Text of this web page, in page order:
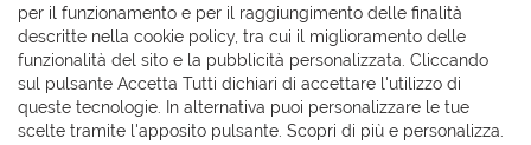
per il funzionamento e per il raggiungimento delle finalità
descritte nella cookie policy, tra cui il miglioramento delle
funzionalità del sito e la pubblicità personalizzata. Cliccando
sul pulsante Accetta Tutti dichiari di accettare l'utilizzo di
queste tecnologie. In alternativa puoi personalizzare le tue
scelte tramite l'apposito pulsante. Scopri di più e personalizza.